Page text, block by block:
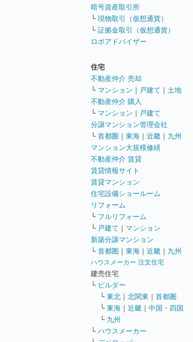
暗号資産取引所
└ 現物取引（仮想通貨）
└ 証拠金取引（仮想通貨）
ロボアドバイザー
住宅
不動産仲介 売却
└ マンション ｜ 戸建て ｜ 土地
不動産仲介 購入
└ マンション ｜ 戸建て
分譲マンション管理会社
└ 首都圏 ｜ 東海 ｜ 近畿 ｜ 九州
マンション大規模修繕
不動産仲介 賃貸
賃貸情報サイト
賃貸マンション
住宅設備ショールーム
リフォーム
└ フルリフォーム
└ 戸建て ｜ マンション
新築分譲マンション
└ 首都圏 ｜ 東海 ｜ 近畿 ｜ 九州
ハウスメーカー 注文住宅
建売住宅
└ ビルダー
└ 東北 ｜ 北関東 ｜ 首都圏
└ 東海 ｜ 近畿 ｜ 中国・四国
└ 九州
└ ハウスメーカー